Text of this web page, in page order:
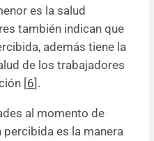
es la salud
también indican que
además tiene la
de los trabajadores
[6].
al momento de
es la manera